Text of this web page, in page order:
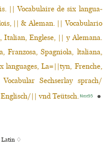
|| Vocabulaire de six langua­
|| & Aleman. || Vocabu­lario
Italian, Englese, || y Alemana.
Spa­gniola, ltaliana,
languages, La=||tyn, Frenche,
Sechserlay sprach/
|| vnd Teütsch. Niede95 ●
Latin ♢